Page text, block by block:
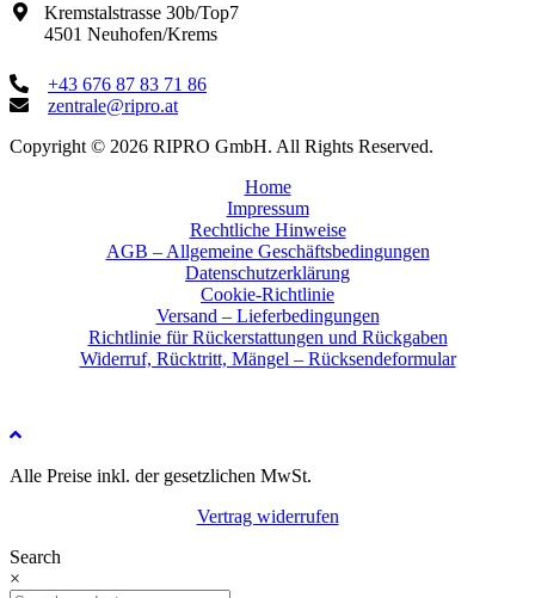
Kremstalstrasse 30b/Top7
4501 Neuhofen/Krems
+43 676 87 83 71 86
zentrale@ripro.at
Copyright © 2026 RIPRO GmbH. All Rights Reserved.
Home
Impressum
Rechtliche Hinweise
AGB – Allgemeine Geschäftsbedingungen
Datenschutzerklärung
Cookie-Richtlinie
Versand – Lieferbedingungen
Richtlinie für Rückerstattungen und Rückgaben
Widerruf, Rücktritt, Mängel – Rücksendeformular
Alle Preise inkl. der gesetzlichen MwSt.
Vertrag widerrufen
Search
×